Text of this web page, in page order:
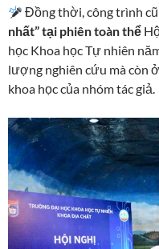
Đồng thời, công trình
nhất” tại phiên toàn thể
học Khoa học Tự nhiên
lượng nghiên cứu mà còn
khoa học của nhóm tác giả.